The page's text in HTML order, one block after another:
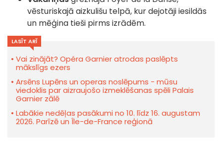
vēsturiskajā aizkulišu telpā, kur dejotāji iesildās
un mēģina tieši pirms izrādēm.
LASĪT ARĪ
Vai zinājāt? Opéra Garnier atrodas paslēpts
mākslīgs ezers
Arsēns Lupēns un operas noslēpums - mūsu
viedoklis par aizraujošo izmeklēšanas spēli Palais
Garnier zālē
Labākie nedēļas pasākumi no 10. līdz 16. augustam
2026. Parīzē un Île-de-France reģionā